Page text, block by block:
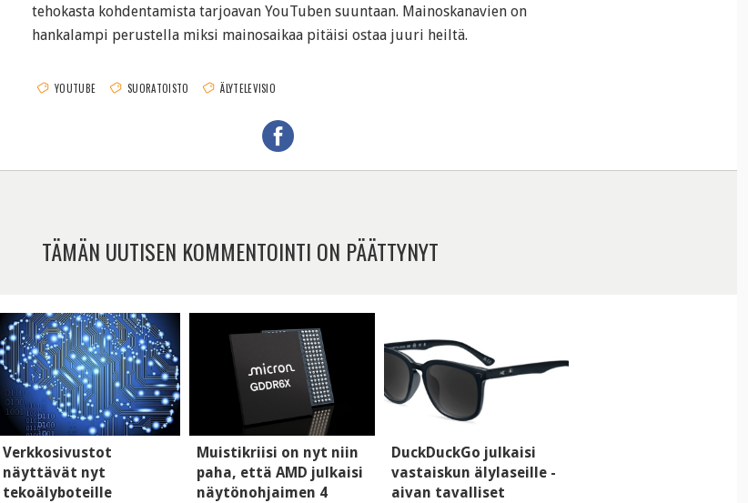
tehokasta kohdentamista tarjoavan YouTuben suuntaan. Mainoskanavien on
hankalampi perustella miksi mainosaikaa pitäisi ostaa juuri heiltä.
YOUTUBE SUORATOISTO ÄLYTELEVISIO
TÄMÄN UUTISEN KOMMENTOINTI ON PÄÄTTYNYT
Verkkosivustot
näyttävät nyt
tekoälyboteille
Muistikriisi on nyt niin
paha, että AMD julkaisi
näytönohjaimen 4
DuckDuckGo julkaisi
vastaiskun älylaseille -
aivan tavalliset